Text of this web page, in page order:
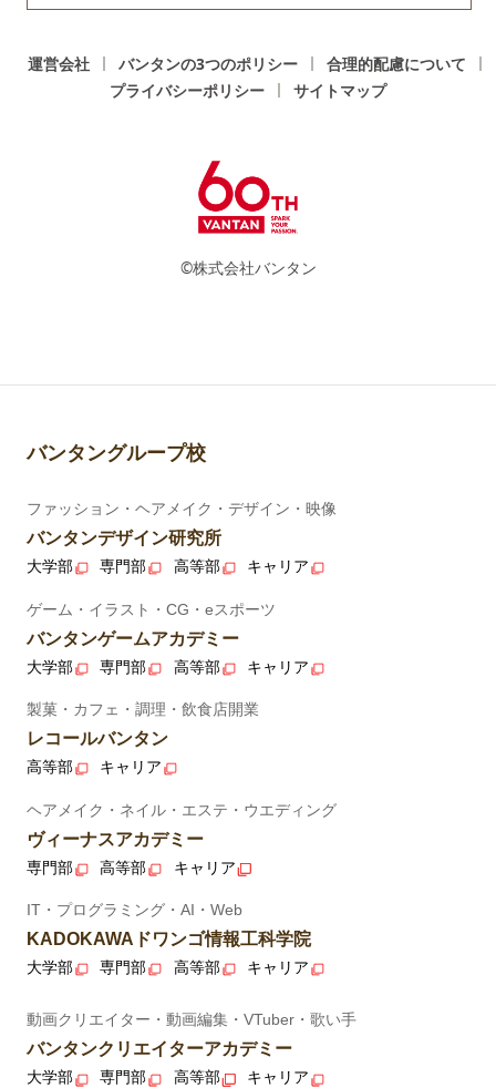
運営会社 バンタンの3つのポリシー
合理的配慮について
プライバシーポリシー
サイトマップ
©株式会社バンタン
バンタングループ校
ファッション・ヘアメイク・デザイン・映像
バンタンデザイン研究所
大学部 専門部 高等部 キャリア
ゲーム・イラスト・CG・eスポーツ
バンタンゲームアカデミー
大学部 専門部 高等部 キャリア
製菓・カフェ・調理・飲食店開業
レコールバンタン
高等部 キャリア
ヘアメイク・ネイル・エステ・ウエディング
ヴィーナスアカデミー
専門部 高等部 キャリア
IT・プログラミング・AI・Web
KADOKAWAドワンゴ情報工科学院
大学部 専門部 高等部 キャリア
動画クリエイター・動画編集・VTuber・歌い手
バンタンクリエイターアカデミー
大学部 専門部 高等部 キャリア